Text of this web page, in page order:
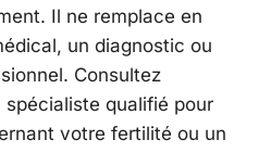
Il ne remplace en
un diagnostic ou
Consultez
qualifié pour
votre fertilité ou un